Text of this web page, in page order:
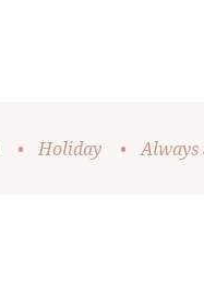
• Holiday • Always